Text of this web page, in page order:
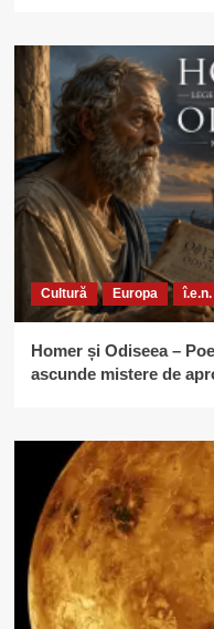
Cultură Europa î.e.n.
Homer și Odiseea –
ascunde mistere de